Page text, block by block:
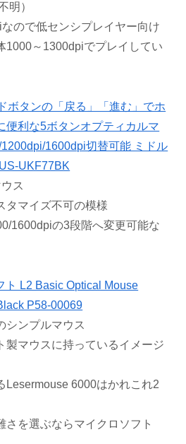
明）
ので低センシプレイヤー向け
1000～1300dpiでプレイしてい
ボタンの「戻る」「進む」でホ
便利な5ボタンオプティカルマ
1600dpi切替可能 ミドル
UKF77BK
ス
タマイズ不可の模様
1600dpiの3段階へ変更可能な
ト L2 Basic Optical Mouse
P58-00069
シンプルマウス
製マウスに持っているイメージ
Lesermouse 6000はかれこれ2
さを選ぶならマイクロソフト